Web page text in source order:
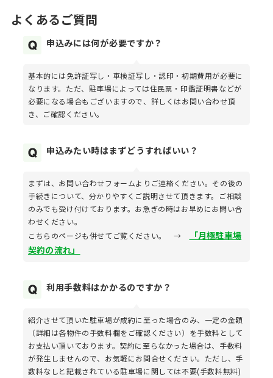
よくあるご質問
申込みには何が必要ですか？
基本的には免許証写し・車検証写し・認印・初期費用が必要に
なります。ただ、駐車場によっては住民票・印鑑証明書などが
必要になる場合もございますので、詳しくはお問い合わせ頂
き、ご確認ください。
申込みたい時はまずどうすればいい？
まずは、お問い合わせフォームよりご連絡ください。その後の
手続きについて、分かりやすくご説明させて頂きます。ご相談
のみでも受け付けております。お急ぎの時はお早めにお問い合
わせください。
こちらのページも併せてご覧ください。 →
「月極駐車場
契約の流れ」
利用手数料はかかるのですか？
紹介させて頂いた駐車場が成約に至った場合のみ、一定の金額
（詳細は各物件の手数料欄をご確認ください）を手数料として
お支払い頂いております。契約に至らなかった場合は、手数料
が発生しませんので、お気軽にお問合せください。ただし、手
数料なしと記載されている駐車場に関しては不要(手数料無料)